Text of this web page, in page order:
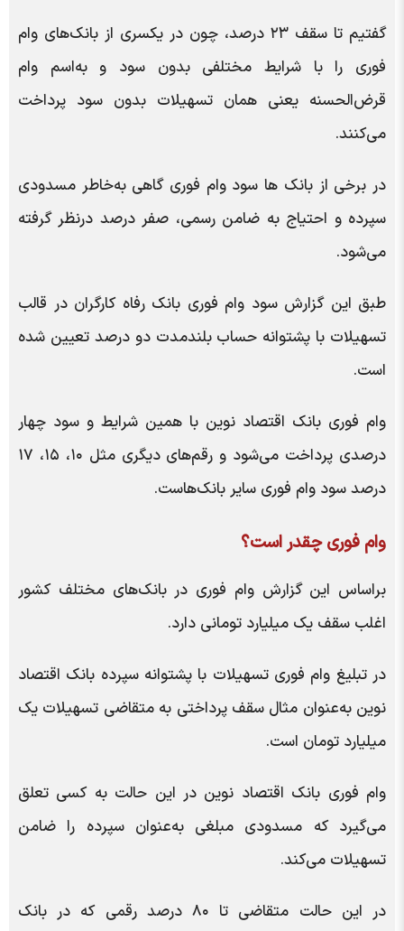
گفتیم تا سقف ۲۳ درصد، چون در یکسری از بانک‌های وام
فوری را با شرایط مختلفی بدون سود و به‌اسم وام
قرض‌الحسنه یعنی همان تسهیلات بدون سود پرداخت
می‌کنند.
در برخی از بانک ها سود وام فوری گاهی به‌خاطر مسدودی
سپرده و احتیاج به ضامن رسمی، صفر درصد درنظر گرفته
می‌شود.
طبق این گزارش سود وام فوری بانک رفاه کارگران در قالب
تسهیلات با پشتوانه حساب بلندمدت دو درصد تعیین شده
است.
وام فوری بانک اقتصاد نوین با همین شرایط و سود چهار
درصدی پرداخت می‌شود و رقم‌های دیگری مثل ۱۰، ۱۵، ۱۷
درصد سود وام فوری سایر بانک‌هاست.
وام فوری چقدر است؟
براساس این گزارش وام فوری در بانک‌های مختلف کشور
اغلب سقف یک میلیارد تومانی دارد.
در تبلیغ وام فوری تسهیلات با پشتوانه سپرده بانک اقتصاد
نوین به‌عنوان مثال سقف پرداختی به متقاضی تسهیلات یک
میلیارد تومان است.
وام فوری بانک اقتصاد نوین در این حالت به کسی تعلق
می‌گیرد که مسدودی مبلغی به‌عنوان سپرده را ضامن
تسهیلات می‌کند.
در این حالت متقاضی تا ۸۰ درصد رقمی که در بانک